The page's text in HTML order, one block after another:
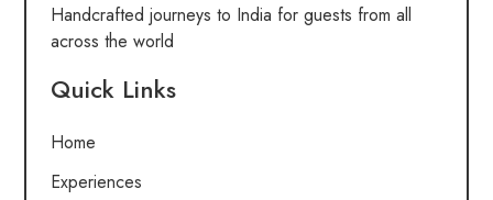
Handcrafted journeys to India for guests from all
across the world
Quick Links
Home
Experiences